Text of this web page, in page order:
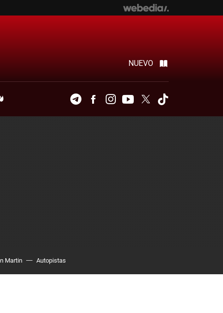
NUEVO
TelegramFacebookInstagramYoutubeTwitter
Martin Autopistas